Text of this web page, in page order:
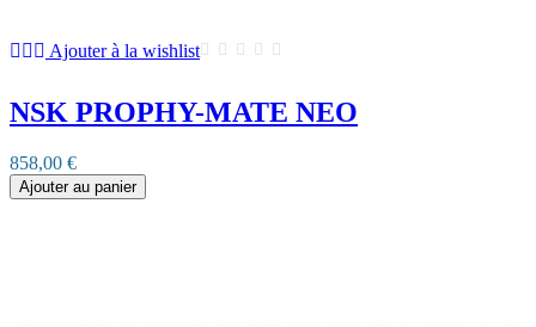
Ajouter à la wishlist
NSK PROPHY-MATE NEO
858,00 €
Ajouter au panier